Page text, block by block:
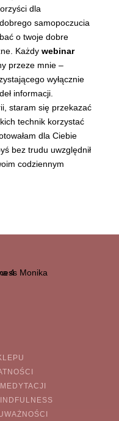
dla
samopoczucia
o twoje dobre
Każdy webinar
przeze mnie –
wyłącznie
informacji.
staram się przekazać
technik korzystać
dla Ciebie
bez trudu uwzględnił
codziennym